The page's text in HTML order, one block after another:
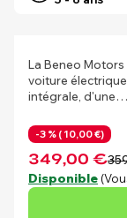
La Beneo Motors
voiture
intégrale, d'une…
-3 % ( 10,00 €)
349,00 €
Disponible